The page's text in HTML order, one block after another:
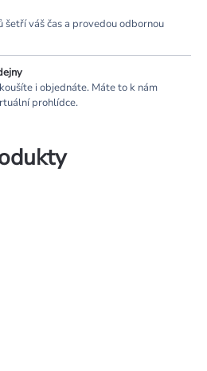
šetří váš čas a provedou odbornou
i objednáte. Máte to k nám
prohlídce.